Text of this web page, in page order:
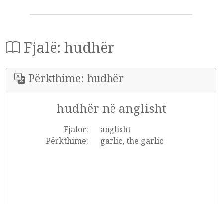
Fjalë: hudhër
Përkthime: hudhër
hudhër në anglisht
Fjalor:
anglisht
Përkthime:
garlic, the garlic